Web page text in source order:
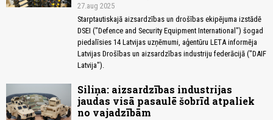
27.aug 2025
Starptautiskajā aizsardzības un drošības ekipējuma izstādē
DSEI ("Defence and Security Equipment International") šogad
piedalīsies 14 Latvijas uzņēmumi, aģentūru LETA informēja
Latvijas Drošības un aizsardzības industriju federācijā ("DAIF
Latvija").
Siliņa: aizsardzības industrijas
jaudas visā pasaulē šobrīd atpaliek
no vajadzībām